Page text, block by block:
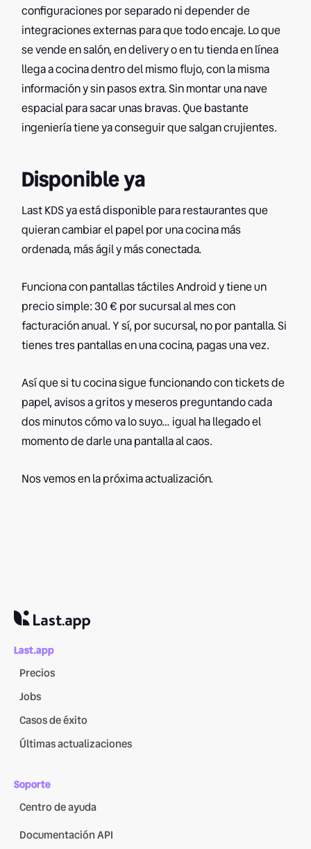
configuraciones por separado ni depender de
integraciones externas para que todo encaje. Lo que
se vende en salón, en delivery o en tu tienda en línea
llega a cocina dentro del mismo flujo, con la misma
información y sin pasos extra. Sin montar una nave
espacial para sacar unas bravas. Que bastante
ingeniería tiene ya conseguir que salgan crujientes.
Disponible ya
Last KDS ya está disponible para restaurantes que
quieran cambiar el papel por una cocina más
ordenada, más ágil y más conectada.
Funciona con pantallas táctiles Android y tiene un
precio simple: 30 € por sucursal al mes con
facturación anual. Y sí, por sucursal, no por pantalla. Si
tienes tres pantallas en una cocina, pagas una vez.
Así que si tu cocina sigue funcionando con tickets de
papel, avisos a gritos y meseros preguntando cada
dos minutos cómo va lo suyo… igual ha llegado el
momento de darle una pantalla al caos.
Nos vemos en la próxima actualización.
Last.app
Precios
Jobs
Casos de éxito
Últimas actualizaciones
Soporte
Centro de ayuda
Documentación API